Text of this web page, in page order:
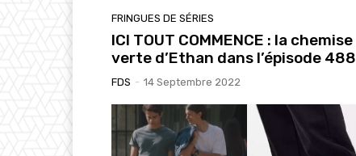
FRINGUES DE SÉRIES
ICI TOUT COMMENCE : la chemise
verte d’Ethan dans l’épisode 488
FDS - 14 Septembre 2022